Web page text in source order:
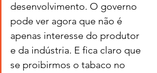
desenvolvimento. O governo
pode ver agora que não é
apenas interesse do produtor
e da indústria. E fica claro que
se proibirmos o tabaco no